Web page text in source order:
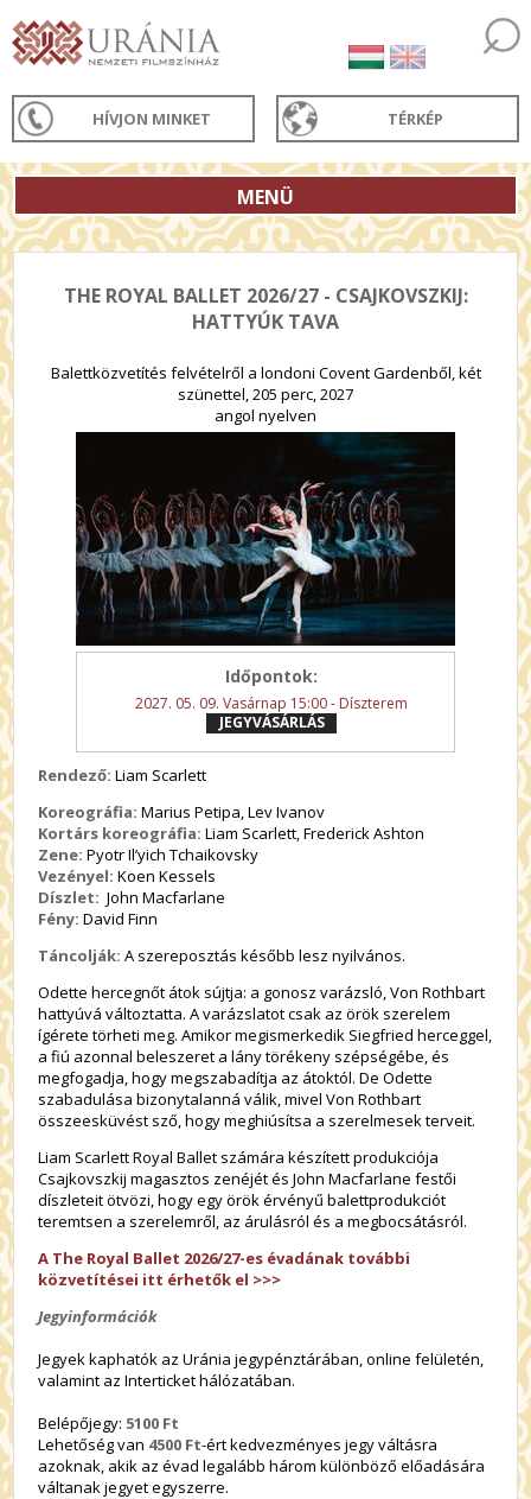
HÍVJON MINKET TÉRKÉP
MENÜ
THE ROYAL BALLET 2026/27 - CSAJKOVSZKIJ:
HATTYÚK TAVA
Balettközvetítés felvételről a londoni Covent Gardenből, két
szünettel, 205 perc, 2027
angol nyelven
Időpontok:
2027. 05. 09. Vasárnap 15:00 - Díszterem
JEGYVÁSÁRLÁS
Rendező: Liam Scarlett
Koreográfia: Marius Petipa, Lev Ivanov
Kortárs koreográfia: Liam Scarlett, Frederick Ashton
Zene: Pyotr Il’yich Tchaikovsky
Vezényel:Koen Kessels
Díszlet: John Macfarlane
Fény: David Finn
Táncolják:A szereposztás később lesz nyilvános.
Odette hercegnőt átok sújtja: a gonosz varázsló, Von Rothbart
hattyúvá változtatta. A varázslatot csak az örök szerelem
ígérete törheti meg. Amikor megismerkedik Siegfried herceggel,
a fiú azonnal beleszeret a lány törékeny szépségébe, és
megfogadja, hogy megszabadítja az átoktól. De Odette
szabadulása bizonytalanná válik, mivel Von Rothbart
összeesküvést sző, hogy meghiúsítsa a szerelmesek terveit.
Liam Scarlett Royal Ballet számára készített produkciója
Csajkovszkij magasztos zenéjét és John Macfarlane festői
díszleteit ötvözi, hogy egy örök érvényű balettprodukciót
teremtsen a szerelemről, az árulásról és a megbocsátásról.
A The Royal Ballet 2026/27-es évadának további
közvetítései itt érhetők el >>>
Jegyinformációk
Jegyek kaphatók az Uránia jegypénztárában, online felületén,
valamint az Interticket hálózatában.
Belépőjegy: 5100 Ft
Lehetőség van 4500 Ft-ért kedvezményes jegy váltásra
azoknak, akik az évad legalább három különböző előadására
váltanak jegyet egyszerre.